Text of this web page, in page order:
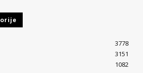
3778
3151
1082